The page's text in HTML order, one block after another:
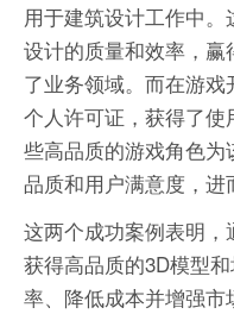
用于建筑设计工作中
设计的质量和效率，
了业务领域。而在游
个人许可证，获得了
些高品质的游戏角色
品质和用户满意度，进
这两个成功案例表明
获得高品质的3D模型
率、降低成本并增强